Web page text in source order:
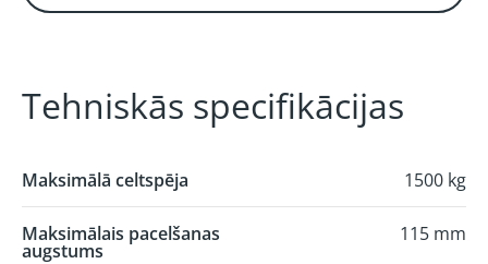
Tehniskās specifikācijas
Maksimālā celtspēja 1500 kg
Maksimālais pacelšanas
augstums
115 mm